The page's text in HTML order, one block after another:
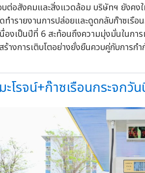
ต่อสังคมและสิ่งแวดล้อม บริษัทฯ ยังคง
ทำรายงานการปล่อยและดูดกลับก๊าซเรื
องเป็นปีที่ 6 สะท้อนถึงความมุ่งมั่นในก
งการเติบโตอย่างยั่งยืนควบคู่กับการก
โรจน์+ก๊าซเรือนกระจกวั